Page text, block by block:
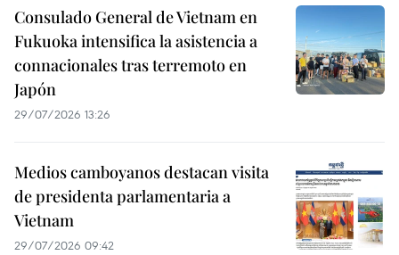
Consulado General de Vietnam en
Fukuoka intensifica la asistencia a
connacionales tras terremoto en
Japón
29/07/2026 13:26
Medios camboyanos destacan visita
de presidenta parlamentaria a
Vietnam
29/07/2026 09:42